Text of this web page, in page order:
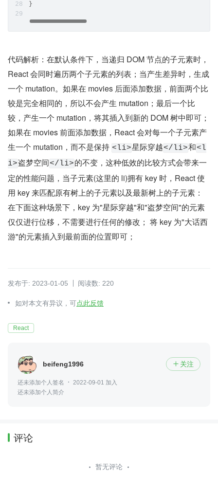
}
代码解析：在默认条件下，当递归 DOM 节点的子元素时，
React 会同时遍历两个子元素的列表；当产生差异时，生成
一个 mutation。如果在 movies 后面添加数据，前面两个比
较是完全相同的，所以不会产生 mutation；最后一个比
较，产生一个 mutation，将其插入到新的 DOM 树中即可；
如果在 movies 前面添加数据，React 会对每一个子元素产
生一个 mutation，而不是保持 <li>星际穿越</li>和<l
i>盗梦空间</li>的不变，这种低效的比较方式会带来一
定的性能问题，当子元素(这里的 li)拥有 key 时，React 使
用 key 来匹配原有树上的子元素以及最新树上的子元素：
在下面这种场景下，key 为"星际穿越"和"盗梦空间"的元素
仅仅进行位移，不需要进行任何的修改； 将 key 为"大话西
游"的元素插入到最前面的位置即可；
发布于: 2023-01-05 阅读数: 220
如对本文有异议，可点此反馈
React
beifeng1996  关注
还未添加个人签名
2022-09-01 加入
还未添加个人简介
评论
暂无评论